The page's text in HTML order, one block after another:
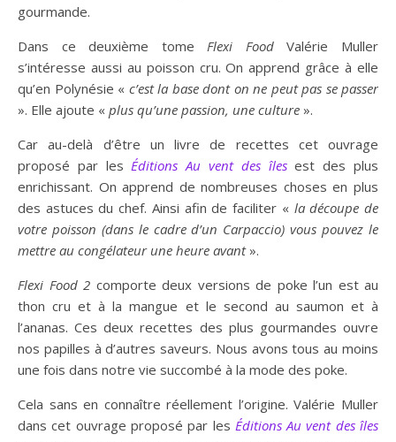
gourmande.
Dans ce deuxième tomeFlexi FoodValérie Muller
s’intéresse aussi au poisson cru. On apprend grâce à elle
qu’en Polynésie « c’est la base dont on ne peut pas se passer
». Elle ajoute « plus qu’une passion, une culture ».
Car au-delà d’être un livre de recettes cet ouvrage
proposé par lesÉditions Au vent des îles est des plus
enrichissant. On apprend de nombreuses choses en plus
des astuces du chef. Ainsi afin de faciliter « la découpe de
votre poisson (dans le cadre d’un Carpaccio) vous pouvez le
mettre au congélateur une heure avant».
Flexi Food 2 comporte deux versions de poke l’un est au
thon cru et à la mangue et le second au saumon et à
l’ananas. Ces deux recettes des plus gourmandes ouvre
nos papilles à d’autres saveurs. Nous avons tous au moins
une fois dans notre vie succombé à la mode des poke.
Cela sans en connaître réellement l’origine. Valérie Muller
dans cet ouvrage proposé par les Éditions Au vent des îles